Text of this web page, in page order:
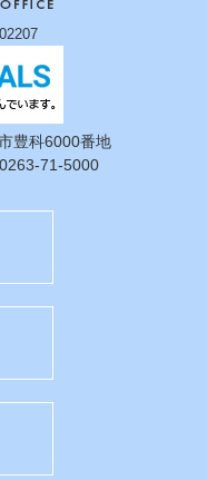
豊科6000番地
71-5000